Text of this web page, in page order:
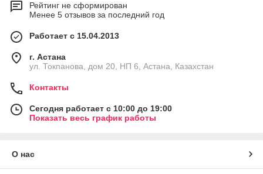
Рейтинг не сформирован
Менее 5 отзывов за последний год
Работает с 15.04.2013
г. Астана
ул. Токпанова, дом 20, НП 6, Астана, Казахстан
Контакты
Сегодня работает с 10:00 до 19:00
Показать весь график работы
О нас